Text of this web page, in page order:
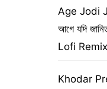
Age Jodi
আগে যদি
Lofi Remix
Khodar